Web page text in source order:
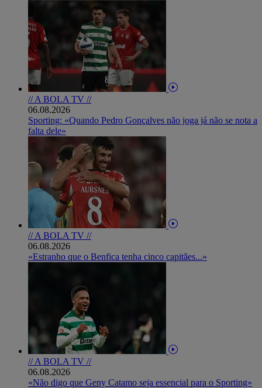
// A BOLA TV //
06.08.2026
Sporting: «Quando Pedro Gonçalves não joga já não se nota a
falta dele»
// A BOLA TV //
06.08.2026
«Estranho que o Benfica tenha cinco capitães...»
// A BOLA TV //
06.08.2026
«Não digo que Geny Catamo seja essencial para o Sporting»